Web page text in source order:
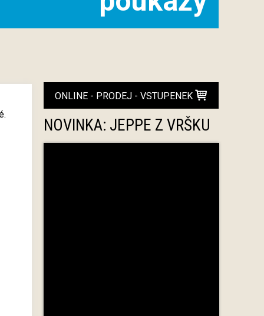
ONLINE - PRODEJ - VSTUPENEK
NOVINKA: JEPPE Z VRŠKU